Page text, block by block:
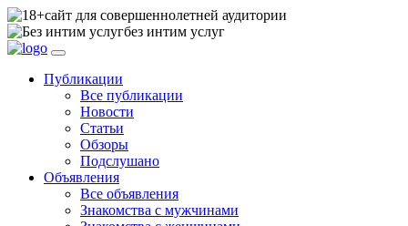
сайт для совершеннолетней аудитории
без интим услуг
Публикации
Все публикации
Новости
Статьи
Обзоры
Подслушано
Объявления
Все объявления
Знакомства с мужчинами